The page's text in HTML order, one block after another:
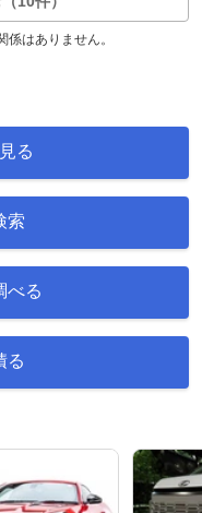
はありません。
る
索
べる
る